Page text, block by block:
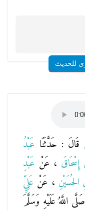
للحديث
قَالَ : حَدَّثَنَا عَبْدُ
إِسْحَاقَ ، عَنْ عَبْدِ
الحُسَيْنِ ، عَنْ عَلِيِّ
اللَّهُ عَلَيْهِ وَسَلَّمَ